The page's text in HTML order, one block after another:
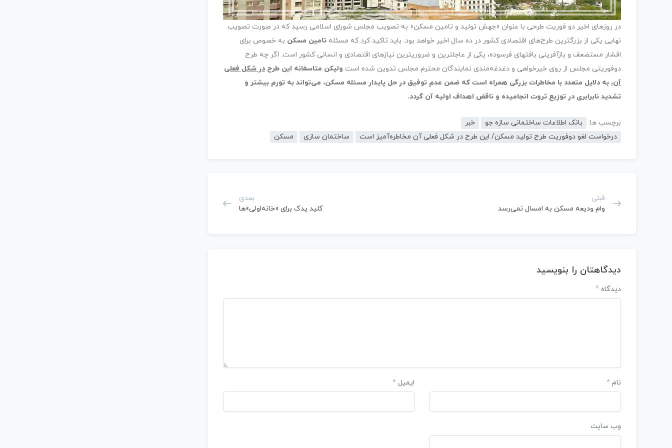
در روزهای اخیر دو فوریت طرحی با عنوان «جهش تولید و تامین مسکن» به تصویب مجلس شورای اسلامی رسید که در صورت تصویب
نهایی یکی از بزرگترین طرح‌های اقتصادی کشور در ده سال اخیر خواهد بود. باید تاکید کرد که مسئله تامین مسکن به خصوص برای
اقشار مستضعف و بازآفرینی بافتهای فرسوده، یکی از عاجلترین و ضروریترین نیازهای اقتصادی و انسانی کشور است. اگر چه طرح
دوفوریتی مجلس از روی خیرخواهی و دغدغه‌مندی نمایندگان محترم مجلس تدوین شده است ولیکن متاسفانه این طرح در شکل فعلی
آن، به دلایل متعدد با مخاطرات بزرگی همراه است که ضمن عدم توفیق در حل پایدار مسئله مسکن، می‌تواند به تورم بیشتر و
تشدید نابرابری در توزیع ثروت انجامیده و ناقض اهداف اولیه آن گردد.
برچسب ها: بانک اطلاعات ساختمانی سازه جو
خبر
درخواست لغو دوفوریت طرح تولید مسکن/ این طرح در شکل فعلی آن مخاطره‌آمیز است
ساختمان سازی مسکن
قبلی
وام ودیعه مسکن به امسال نمی‌رسد
بعدی
کلید یدک برای «خانه‌اولی»ها
دیدگاهتان را بنویسید
دیدگاه *
نام * ایمیل *
وب‌ سایت